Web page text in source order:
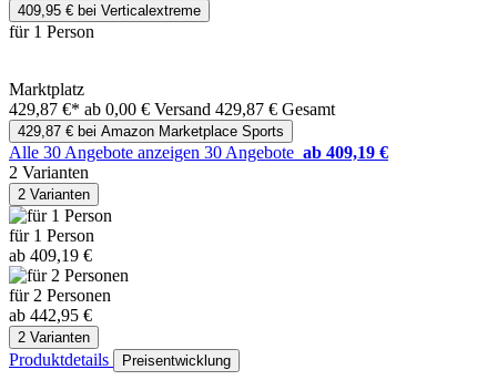
409,95 € bei Verticalextreme
für 1 Person
Marktplatz
429,87 €* ab 0,00 € Versand 429,87 € Gesamt
429,87 € bei Amazon Marketplace Sports
Alle 30 Angebote anzeigen 30 Angebote ab 409,19 €
2 Varianten
2 Varianten
für 1 Person
ab 409,19 €
für 2 Personen
ab 442,95 €
2 Varianten
Produktdetails Preisentwicklung